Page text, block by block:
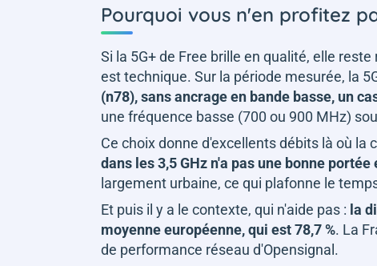
Pourquoi vous n'en profitez
Si la 5G+ de Free brille en qualité, elle
est technique. Sur la période mesurée, la
(n78), sans ancrage en bande basse, un
une fréquence basse (700 ou 900 MHz)
Ce choix donne d'excellents débits là où
dans les 3,5 GHz n'a pas une bonne
largement urbaine, ce qui plafonne le
Et puis il y a le contexte, qui n'aide pas : la
moyenne européenne, qui est 78,7 %. La
de performance réseau d'Opensignal.